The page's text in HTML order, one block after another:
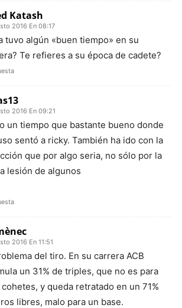
Katash
2016 En 08:17
tuvo algún «buen tiempo» en su
Te refieres a su época de cadete?
2016 En 09:21
un tiempo que bastante bueno donde
sentó a ricky. También ha ido con la
que por algo seria, no sólo por la
lesión de algunos
2016 En 11:51
del tiro. En su carrera ACB
un 31% de triples, que no es para
y queda retratado en un 71%
libres, malo para un base.